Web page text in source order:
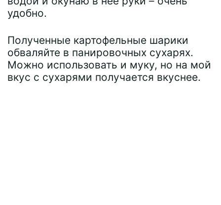
удобно.
Полученные картофельные шарики
обваляйте в панировочных сухарях.
Можно использовать и муку, но на мой
вкус с сухарями получается вкуснее.